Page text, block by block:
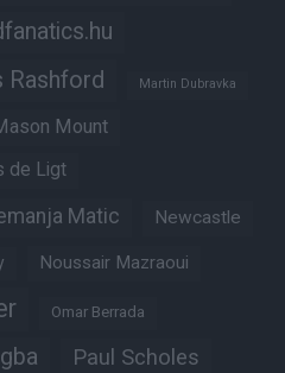
Rashford Martin Dubravka
Mount
de Ligt
Matic Newcastle
Noussair Mazraoui
Omar Berrada
Paul Scholes